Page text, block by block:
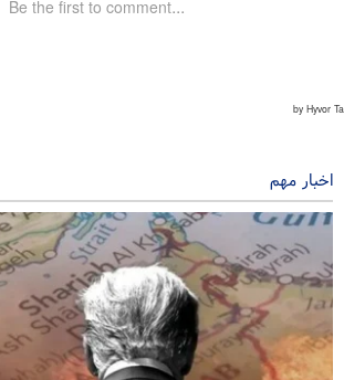
اخبار مهم